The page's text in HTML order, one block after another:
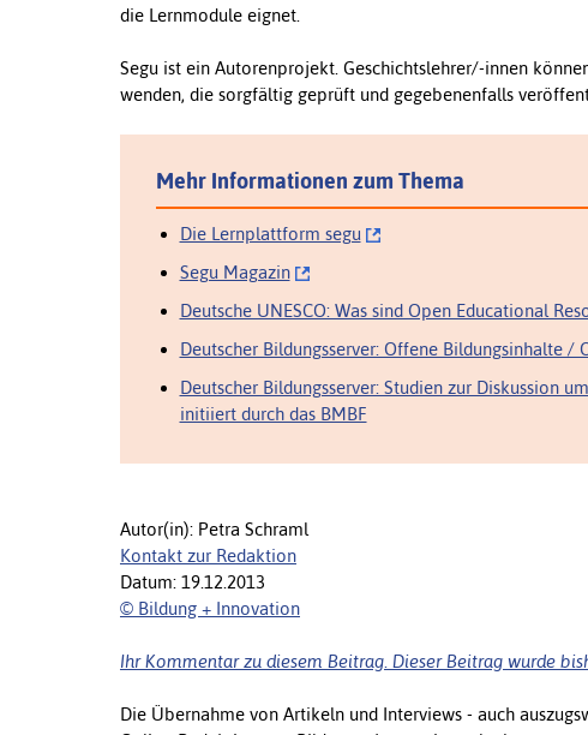
die Lernmodule eignet.
Segu ist ein Autorenprojekt. Geschichtslehrer/-innen
wenden, die sorgfältig geprüft und gegebenenfalls
Mehr Informationen zum Thema
Die Lernplattform segu
Segu Magazin
Deutsche UNESCO: Was sind Open Educational
Deutscher Bildungsserver: Offene Bildungsinhalte /
Deutscher Bildungsserver: Studien zur Diskussion
initiiert durch das BMBF
Autor(in): Petra Schraml
Kontakt zur Redaktion
Datum: 19.12.2013
© Bildung + Innovation
Ihr Kommentar zu diesem Beitrag. Dieser Beitrag wurde
Die Übernahme von Artikeln und Interviews - auch